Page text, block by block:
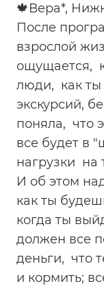
🍁Вера*,
После
взрослой
ощущается,
люди, как ты
экскурсий,
поняла, что
все будет в
нагрузки на
И об этом
как ты
когда ты
должен все
деньги, что
и кормить;